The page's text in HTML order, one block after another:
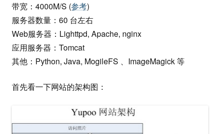
带宽：4000M/S (参考)
服务器数量：60 台左右
Web服务器：Lighttpd, Apache, nginx
应用服务器：Tomcat
其他：Python, Java, MogileFS 、ImageMagick 等
首先看一下网站的架构图：